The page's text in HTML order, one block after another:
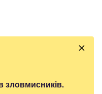
зловмисників.